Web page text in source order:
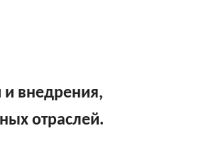
и внедрения,
отраслей.